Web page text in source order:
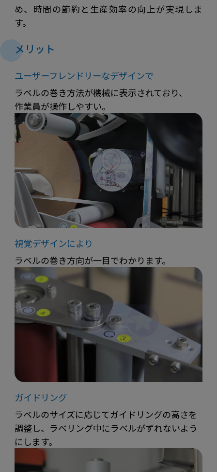
め、時間の節約と生産効率の向上が実現しま
す。
メリット
ユーザーフレンドリーなデザインで
ラベルの巻き方法が機械に表示されており、
作業員が操作しやすい。
視覚デザインにより
ラベルの巻き方向が一目でわかります。
ガイドリング
ラベルのサイズに応じてガイドリングの高さを
調整し、ラベリング中にラベルがずれないよう
にします。